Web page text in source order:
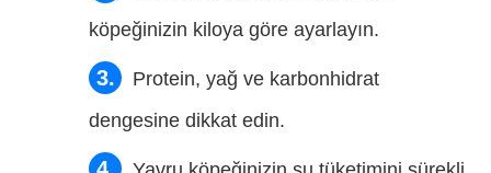
köpeğinizin kiloya göre ayarlayın.
Protein, yağ ve karbonhidrat
dengesine dikkat edin.